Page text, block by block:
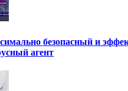
безопасный и
агент